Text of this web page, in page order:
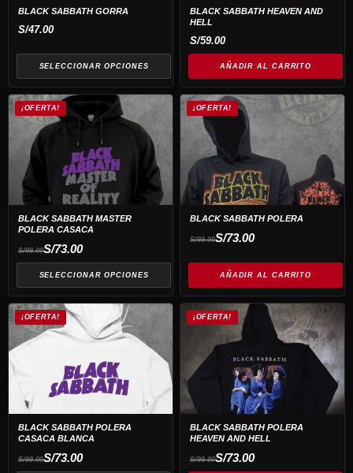
BLACK SABBATH GORRA
S/47.00
SELECCIONAR OPCIONES
opciones
se
elegir
en
la
página
producto
BLACK SABBATH HEAVEN AND
HELL
S/59.00
AÑADIR AL CARRITO
¡OFERTA!
BLACK SABBATH MASTER
POLERA CASACA
S/99.00
El
precio
original
S/99.00.
S/73.00
El
precio
actual
S/73.00.
SELECCIONAR OPCIONES
Este
producto
tiene
múltiples
variantes.
Las
opciones
se
pueden
elegir
en
la
página
de
producto
¡OFERTA!
BLACK SABBATH POLERA
S/99.00
El
precio
era:
S/99.00.
S/73.00
El
precio
es:
S/73.00.AÑADIR AL CARRITO
¡OFERTA!
BLACK SABBATH POLERA
CASACA BLANCA
S/99.00
El
precio
S/73.00
El
precio
Este
producto
tiene
múltiples
variantes.
Las
opciones
se
pueden
¡OFERTA!
BLACK SABBATH POLERA
HEAVEN AND HELL
S/99.00
El
precio
S/73.00
El
precio